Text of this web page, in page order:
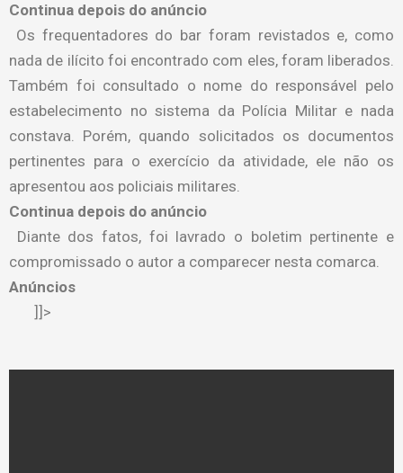
Continua depois do anúncio
Os frequentadores do bar foram revistados e, como
nada de ilícito foi encontrado com eles, foram liberados.
Também foi consultado o nome do responsável pelo
estabelecimento no sistema da Polícia Militar e nada
constava. Porém, quando solicitados os documentos
pertinentes para o exercício da atividade, ele não os
apresentou aos policiais militares.
Continua depois do anúncio
Diante dos fatos, foi lavrado o boletim pertinente e
compromissado o autor a comparecer nesta comarca.
Anúncios
]]>